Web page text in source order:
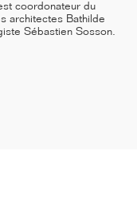
coordonateur du
architectes Bathilde
Sébastien Sosson.